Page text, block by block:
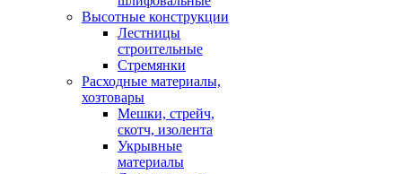
Высотные конструкции
Лестницы
строительные
Стремянки
Расходные материалы,
хозтовары
Мешки, стрейч,
скотч, изолента
Укрывные
материалы